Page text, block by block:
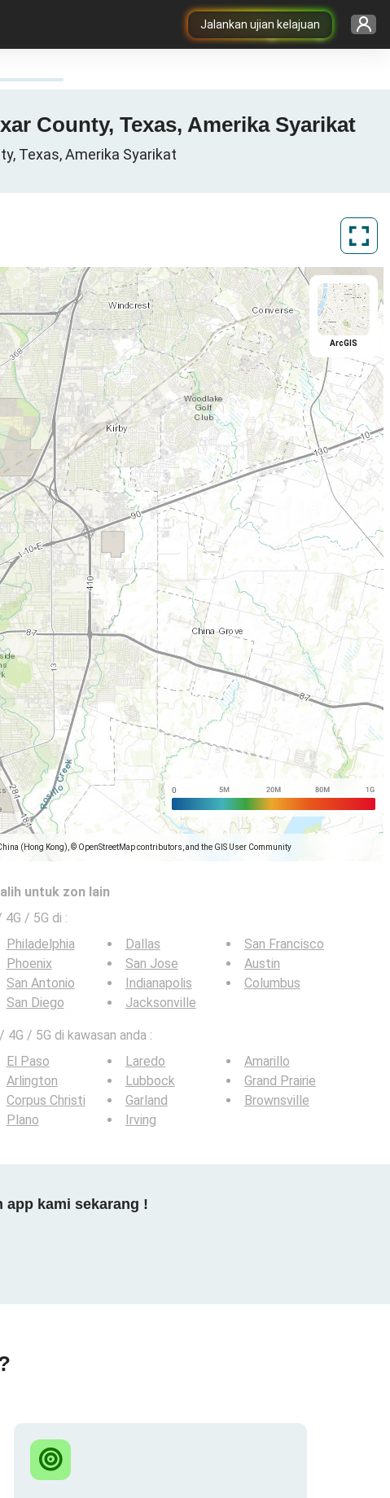
Jalankan ujian kelajuan
County, Texas, Amerika Syarikat
Texas, Amerika Syarikat
(Hong Kong), © OpenStreetMap contributors, and the GIS User Community
ArcGIS
untuk zon lain
4G / 5G di :
Philadelphia
Phoenix
San Antonio
San Diego
Dallas
San Jose
Indianapolis
Jacksonville
San Francisco
Austin
Columbus
/ 5G di kawasan anda :
El Paso
Arlington
Corpus Christi
Plano
Laredo
Lubbock
Garland
Irving
Amarillo
Grand Prairie
Brownsville
app kami sekarang !